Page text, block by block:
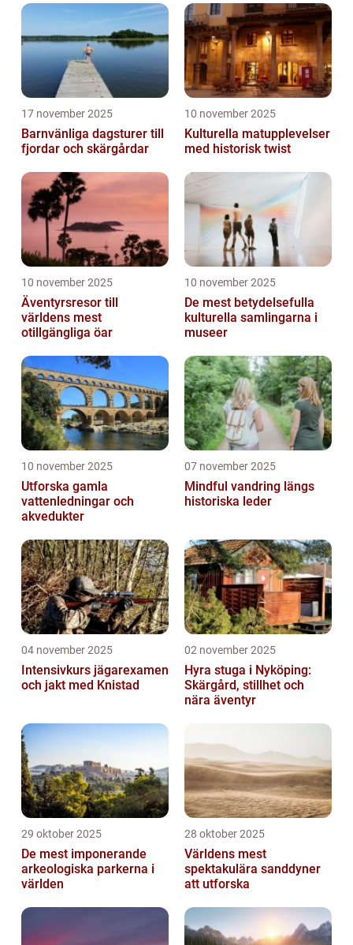
17 november 2025
Barnvänliga dagsturer till
fjordar och skärgårdar
10 november 2025
Kulturella matupplevelser
med historisk twist
10 november 2025
Äventyrsresor till
världens mest
otillgängliga öar
10 november 2025
De mest betydelsefulla
kulturella samlingarna i
museer
10 november 2025
Utforska gamla
vattenledningar och
akvedukter
07 november 2025
Mindful vandring längs
historiska leder
04 november 2025
Intensivkurs jägarexamen
och jakt med Knistad
02 november 2025
Hyra stuga i Nyköping:
Skärgård, stillhet och
nära äventyr
29 oktober 2025
De mest imponerande
arkeologiska parkerna i
världen
28 oktober 2025
Världens mest
spektakulära sanddyner
att utforska